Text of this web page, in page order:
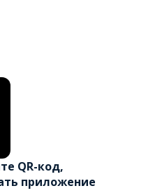
QR-код,
приложение